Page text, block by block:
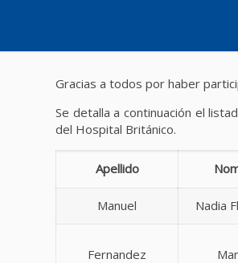
Gracias a todos por haber
Se detalla a continuación el
del Hospital Británico.
Apellido
Manuel Nadia
Fernandez